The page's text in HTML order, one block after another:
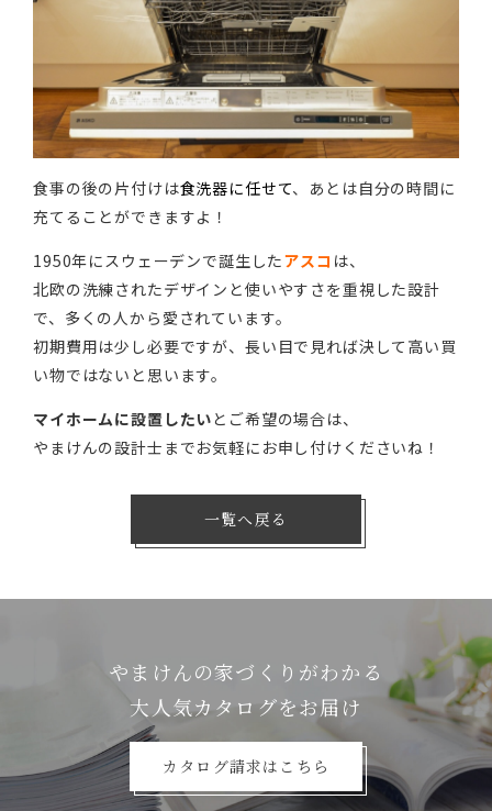
食事の後の片付けは食洗器に任せて、あとは自分の時間に
充てることができますよ！
1950年にスウェーデンで誕生したアスコ は、
北欧の洗練されたデザインと使いやすさを重視した設計
で、多くの人から愛されています。
初期費用は少し必要ですが、長い目で見れば決して高い買
い物ではないと思います。
マイホームに設置したいとご希望の場合は、
やまけんの設計士までお気軽にお申し付けくださいね！
一覧へ戻る
やまけんの家づくりがわかる
⼤⼈気カタログをお届け
カタログ請求はこちら